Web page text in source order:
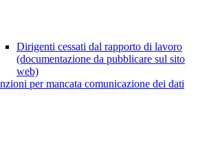
Dirigenti cessati dal rapporto di lavoro
(documentazione da pubblicare sul sito
web)
per mancata comunicazione dei dati